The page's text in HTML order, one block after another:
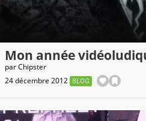
Mon année
parChipster
24 décembre 2012
BLOG